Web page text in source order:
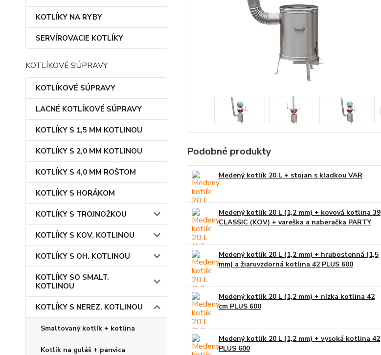
KOTLÍKY NA RYBY
SERVÍROVACIE KOTLÍKY
KOTLÍKOVÉ SÚPRAVY
KOTLÍKOVÉ SÚPRAVY
LACNÉ KOTLÍKOVÉ SÚPRAVY
KOTLÍKY S 1,5 MM KOTLINOU
KOTLÍKY S 2,0 MM KOTLINOU
KOTLÍKY S 4,0 MM ROŠTOM
KOTLÍKY S HORÁKOM
KOTLÍKY S TROJNOŽKOU
KOTLÍKY S KOV. KOTLINOU
KOTLÍKY S OH. KOTLINOU
KOTLÍKY SO SMALT.
KOTLINOU
KOTLÍKY S NEREZ. KOTLINOU
Smaltovaný kotlík + kotlina
Kotlík na guláš + panvica
Podobné produkty
Medený kotlík 20 L + stojan s kladkou VAR
Medený kotlík 20 L (1,2 mm) + kovová kotlina 39
CLASSIC (KOV) + vareška a naberačka PARTY
Medený kotlík 20 L (1,2 mm) + hrubostenná (1,5
mm) a žiaruvzdorná kotlina 42 PLUS 600
Medený kotlík 20 L (1,2 mm) + nízka kotlina 42
cm PLUS 600
Medený kotlík 20 L (1,2 mm) + vysoká kotlina 42
PLUS 600